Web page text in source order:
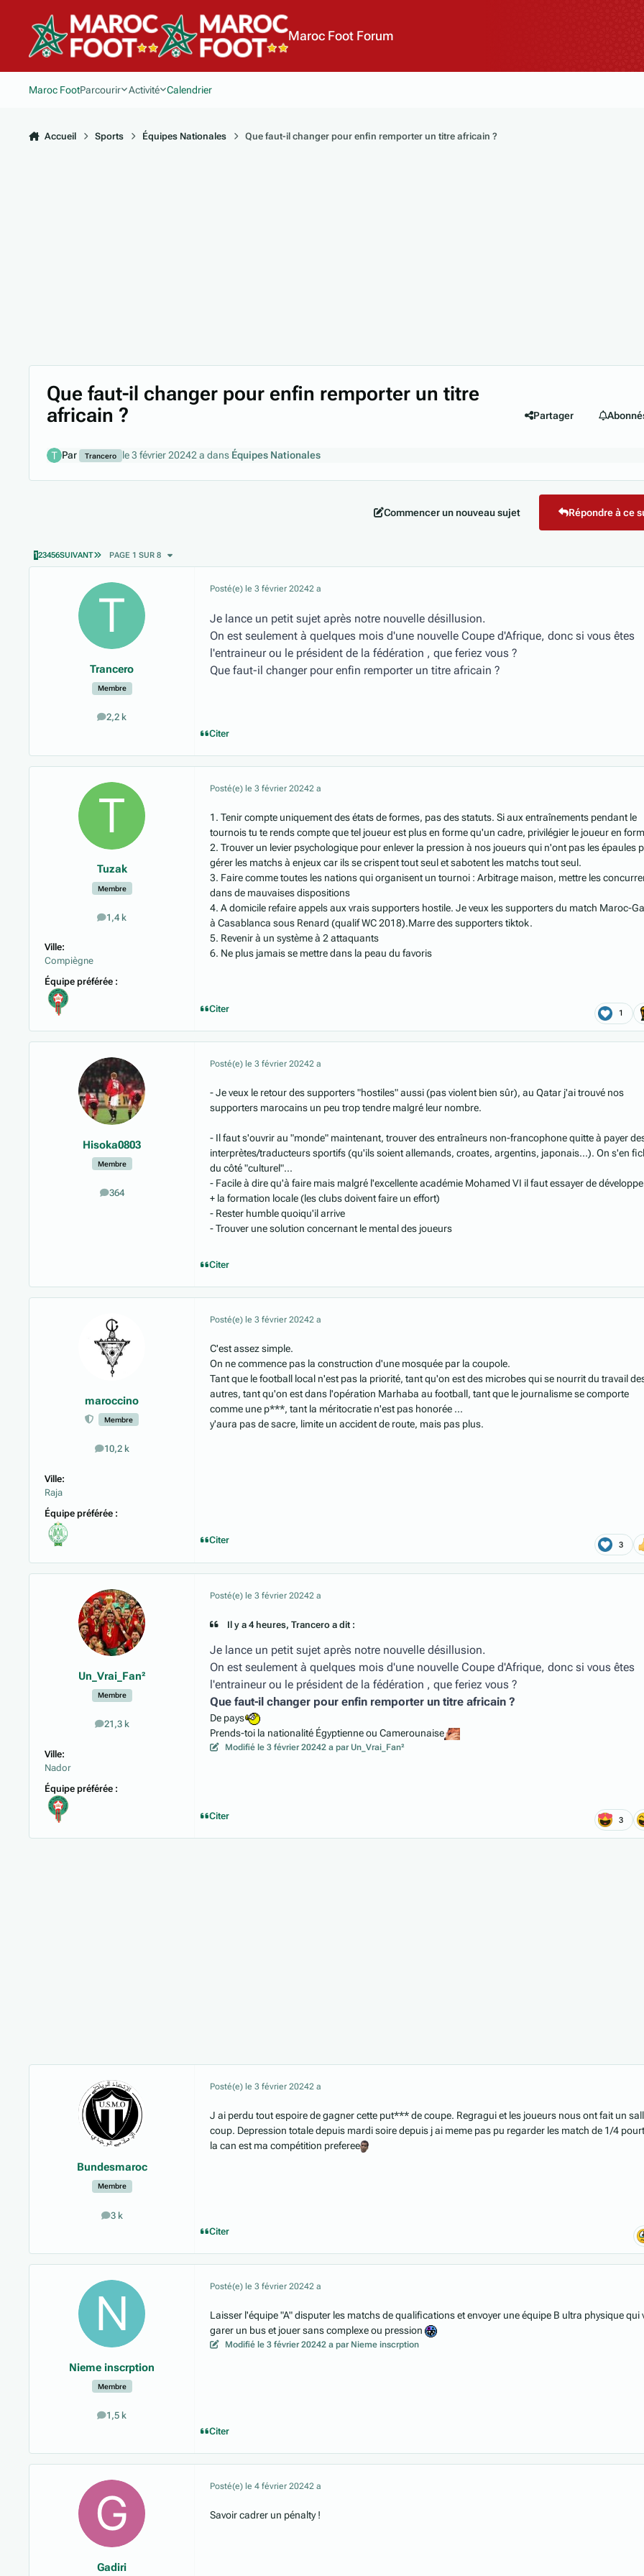
Maroc Foot Forum
Maroc FootParcourir Activité Calendrier
Accueil Sports Équipes Nationales Que faut-il changer pour enfin remporter un titre africain ?
Que faut-il changer pour enfin remporter un titre
africain ?
Partager
Par Trancero le 3 février 20242 a dans Équipes Nationales
Commencer un nouveau sujet Répondre à ce
123456SUIVANT DERNIÈRE PAGE
PAGE 1 SUR 8
Trancero
Membre
2,2 k
messages
Posté(e) le 3 février 20242 a
Je lance un petit sujet après notre nouvelle désillusion.
On est seulement à quelques mois d'une nouvelle Coupe d'Afrique, donc si vous êtes
l'entraineur ou le président de la fédération , que feriez vous ?
Que faut-il changer pour enfin remporter un titre africain ?
Citer
Tuzak
Membre
1,4 k
messages
Ville:
Compiègne
Équipe préférée :
Posté(e) le 3 février 20242 a
1. Tenir compte uniquement des états de formes, pas des statuts. Si aux entraînements pendant le
tournois tu te rends compte que tel joueur est plus en forme qu'un cadre, privilégier le joueur en
2. Trouver un levier psychologique pour enlever la pression à nos joueurs qui n'ont pas les épaules
gérer les matchs à enjeux car ils se crispent tout seul et sabotent les matchs tout seul.
3. Faire comme toutes les nations qui organisent un tournoi : Arbitrage maison, mettre les
dans de mauvaises dispositions
4. A domicile refaire appels aux vrais supporters hostile. Je veux les supporters du match Maroc-
à Casablanca sous Renard (qualif WC 2018).Marre des supporters tiktok.
5. Revenir à un système à 2 attaquants
6. Ne plus jamais se mettre dans la peau du favoris
Citer 1
Hisoka0803
Membre
364
messages
Posté(e) le 3 février 20242 a
- Je veux le retour des supporters "hostiles" aussi (pas violent bien sûr), au Qatar j'ai trouvé nos
supporters marocains un peu trop tendre malgré leur nombre.
- Il faut s'ouvrir au "monde" maintenant, trouver des entraîneurs non-francophone quitte à payer
interprètes/traducteurs sportifs (qu'ils soient allemands, croates, argentins, japonais...). On s'en
du côté "culturel"...
- Facile à dire qu'à faire mais malgré l'excellente académie Mohamed VI il faut essayer de
+ la formation locale (les clubs doivent faire un effort)
- Rester humble quoiqu'il arrive
- Trouver une solution concernant le mental des joueurs
Citer
maroccino
Membre
10,2 k
messages
Ville:
Raja
Équipe préférée :
Posté(e) le 3 février 20242 a
C'est assez simple.
On ne commence pas la construction d'une mosquée par la coupole.
Tant que le football local n'est pas la priorité, tant qu'on est des microbes qui se nourrit du travail
autres, tant qu'on est dans l'opération Marhaba au football, tant que le journalisme se comporte
comme une p***, tant la méritocratie n'est pas honorée ...
y'aura pas de sacre, limite un accident de route, mais pas plus.
Citer 3
Un_Vrai_Fan²
Membre
21,3 k
messages
Ville:
Nador
Équipe préférée :
Posté(e) le 3 février 20242 a
Il y a 4 heures, Trancero a dit :
Je lance un petit sujet après notre nouvelle désillusion.
On est seulement à quelques mois d'une nouvelle Coupe d'Afrique, donc si vous êtes
l'entraineur ou le président de la fédération , que feriez vous ?
Que faut-il changer pour enfin remporter un titre africain ?
De pays
Prends-toi la nationalité Égyptienne ou Camerounaise
Modifié le 3 février 20242 a par Un_Vrai_Fan²
Citer 3
Bundesmaroc
Membre
3 k
messages
Posté(e) le 3 février 20242 a
J ai perdu tout espoire de gagner cette put*** de coupe. Regragui et les joueurs nous ont fait un
coup. Depression totale depuis mardi soire depuis j ai meme pas pu regarder les match de 1/4
la can est ma compétition preferee
Citer
Nieme inscrption
Membre
1,5 k
messages
Posté(e) le 3 février 20242 a
Laisser l'équipe "A" disputer les matchs de qualifications et envoyer une équipe B ultra physique qui
garer un bus et jouer sans complexe ou pression
Modifié le 3 février 20242 a par Nieme inscrption
Citer
Gadiri
Posté(e) le 4 février 20242 a
Savoir cadrer un pénalty !